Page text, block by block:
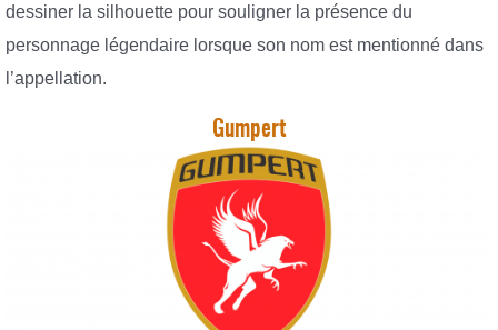
dessiner la silhouette pour souligner la présence du
personnage légendaire lorsque son nom est mentionné dans
l’appellation.
Gumpert